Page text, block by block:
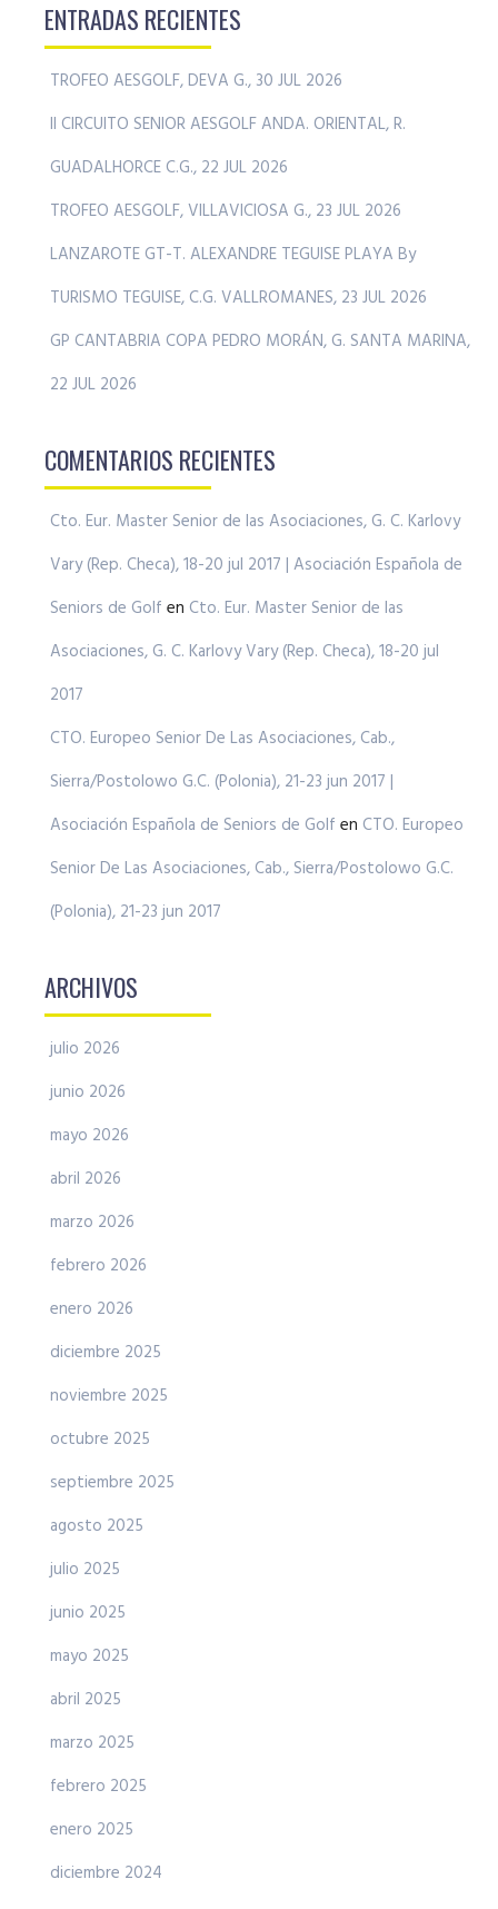
ENTRADAS RECIENTES
TROFEO AESGOLF, DEVA G., 30 JUL 2026
II CIRCUITO SENIOR AESGOLF ANDA. ORIENTAL, R.
GUADALHORCE C.G., 22 JUL 2026
TROFEO AESGOLF, VILLAVICIOSA G., 23 JUL 2026
LANZAROTE GT-T. ALEXANDRE TEGUISE PLAYA By
TURISMO TEGUISE, C.G. VALLROMANES, 23 JUL 2026
GP CANTABRIA COPA PEDRO MORÁN, G. SANTA MARINA,
22 JUL 2026
COMENTARIOS RECIENTES
Cto. Eur. Master Senior de las Asociaciones, G. C. Karlovy
Vary (Rep. Checa), 18-20 jul 2017 | Asociación Española de
Seniors de Golf en Cto. Eur. Master Senior de las
Asociaciones, G. C. Karlovy Vary (Rep. Checa), 18-20 jul
2017
CTO. Europeo Senior De Las Asociaciones, Cab.,
Sierra/Postolowo G.C. (Polonia), 21-23 jun 2017 |
Asociación Española de Seniors de Golf en CTO. Europeo
Senior De Las Asociaciones, Cab., Sierra/Postolowo G.C.
(Polonia), 21-23 jun 2017
ARCHIVOS
julio 2026
junio 2026
mayo 2026
abril 2026
marzo 2026
febrero 2026
enero 2026
diciembre 2025
noviembre 2025
octubre 2025
septiembre 2025
agosto 2025
julio 2025
junio 2025
mayo 2025
abril 2025
marzo 2025
febrero 2025
enero 2025
diciembre 2024